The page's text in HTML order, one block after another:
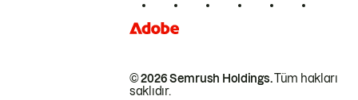
© 2026 Semrush Holdings.Tüm hakları
saklıdır.